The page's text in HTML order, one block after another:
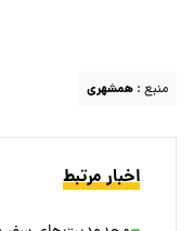
منبع : همشهری
اخبار مرتبط